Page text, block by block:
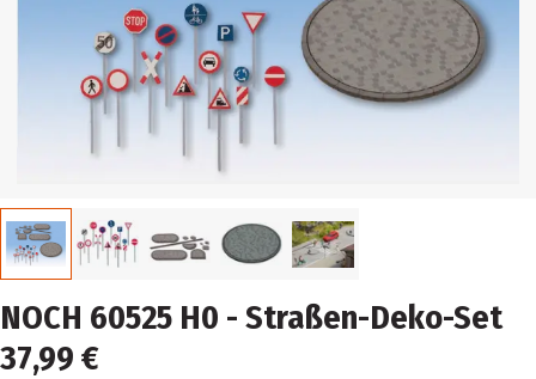
NOCH 60525 H0 - Straßen-Deko-Set
37,99 €